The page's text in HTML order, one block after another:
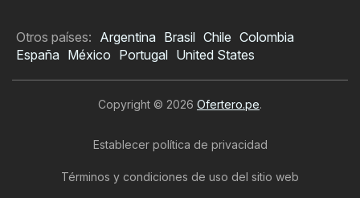
Otros países: Argentina Brasil Chile Colombia
España México Portugal United States
Copyright © 2026 Ofertero.pe.
Establecer política de privacidad
Términos y condiciones de uso del sitio web